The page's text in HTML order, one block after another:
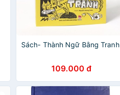
Sách- Thành Ngữ Bằng Tranh
109.000 đ